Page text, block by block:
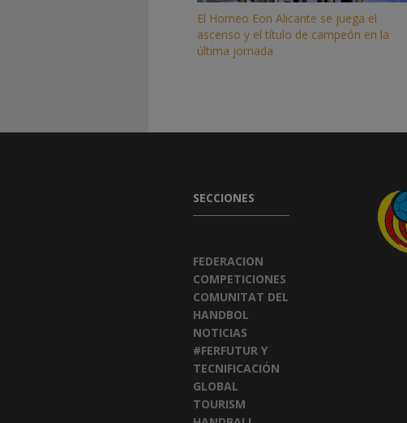
El Horneo Eon Alicante se juega el
ascenso y el título de campeón en la
última jornada
SECCIONES
FEDERACION
COMPETICIONES
COMUNITAT DEL
HANDBOL
NOTICIAS
#FERFUTUR Y
TECNIFICACIÓN
GLOBAL
TOURISM